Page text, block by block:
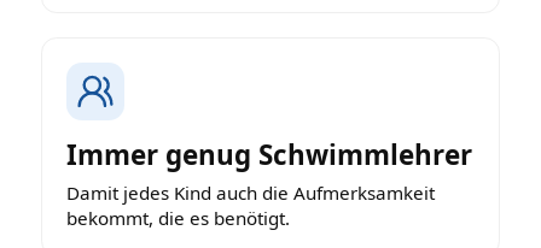
Immer genug Schwimmlehrer
Damit jedes Kind auch die Aufmerksamkeit
bekommt, die es benötigt.